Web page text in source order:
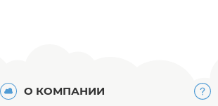
О КОМПАНИИ